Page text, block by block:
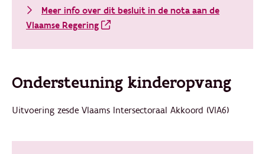
Meer info over dit besluit in de nota aan de
Vlaamse Regering
Ondersteuning kinderopvang
Uitvoering zesde Vlaams Intersectoraal Akkoord (VIA6)